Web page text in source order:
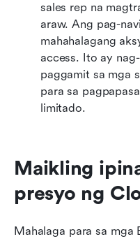
sales rep na
araw. Ang pag-
mahahalagang
access. Ito ay
paggamit sa mga
para sa
limitado.
Maikling
presyo ng
Mahalaga para sa mga